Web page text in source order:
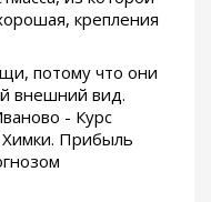
крепления
потому что они
внешний вид.
- Курс
Химки. Прибыль